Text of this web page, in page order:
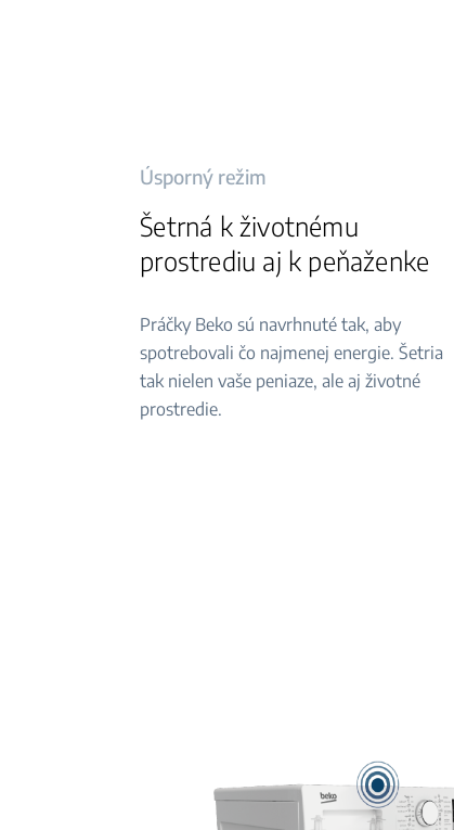
Úsporný režim
Šetrná k životnému
prostrediu aj k peňaženke
Práčky Beko sú navrhnuté tak, aby
spotrebovali čo najmenej energie. Šetria
tak nielen vaše peniaze, ale aj životné
prostredie.